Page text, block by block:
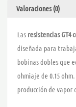
Valoraciones (0)
Las resistencias GT4
diseñada para
bobinas dobles que
ohmiaje de 0.15
producción de vapor